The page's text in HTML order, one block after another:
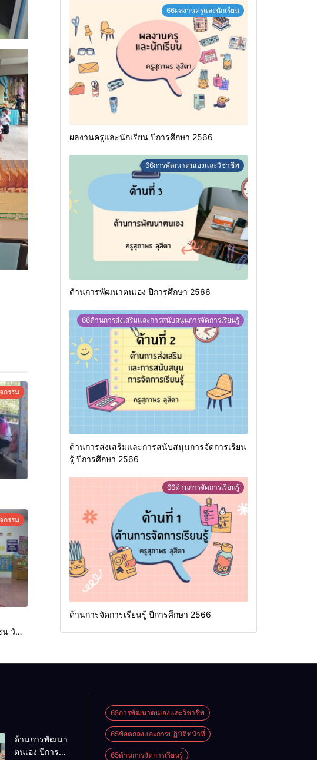
กรรม
กรรม
วันที่
66ผลงานครูและนักเรียน
ผลงานครูและนักเรียน ปีการศึกษา 2566
66การพัฒนาตนเองและวิชาชีพ
ด้านการพัฒนาตนเอง ปีการศึกษา 2566
66ด้านการส่งเสริมและการสนับสนุนการจัดการเรียนรู้
ด้านการส่งเสริมและการสนับสนุนการจัดการเรียน
รู้ ปีการศึกษา 2566
66ด้านการจัดการเรียนรู้
ด้านการจัดการเรียนรู้ ปีการศึกษา 2566
ด้านการพัฒนา
ตนเอง ปีการ
65การพัฒนาตนเองและวิชาชีพ
65ข้อตกลงและการปฏิบัติหน้าที่
65ด้านการจัดการเรียนรู้